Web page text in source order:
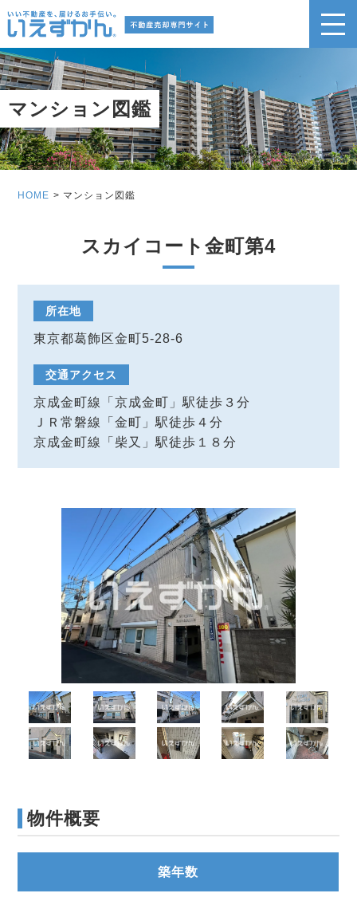
マンション図鑑
HOME マンション図鑑
スカイコート金町第4
所在地
東京都葛飾区金町5-28-6
交通アクセス
京成金町線「京成金町」駅徒歩３分
ＪＲ常磐線「金町」駅徒歩４分
京成金町線「柴又」駅徒歩１８分
物件概要
築年数